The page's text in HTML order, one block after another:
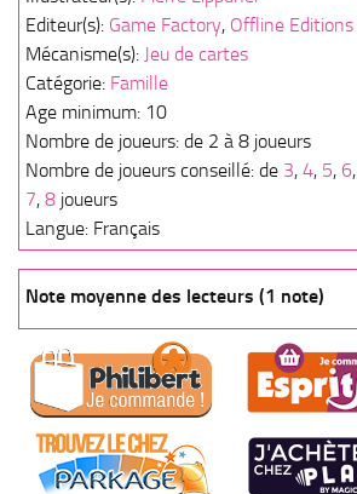
Editeur(s): Game Factory, Offline Editions
Mécanisme(s): Jeu de cartes
Catégorie: Famille
Age minimum: 10
Nombre de joueurs: de 2 à 8 joueurs
Nombre de joueurs conseillé: de 3, 4, 5, 6,
7, 8 joueurs
Langue: Français
Note moyenne des lecteurs (1 note)